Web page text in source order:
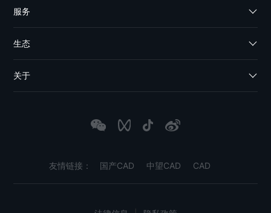
服务
生态
关于
友情链接： 国产CAD 中望CAD CAD